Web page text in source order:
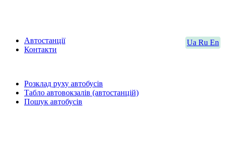
Ua Ru En
Автостанції
Контакти
Розклад руху автобусів
Табло автовокзалів (автостанцій)
Пошук автобусів